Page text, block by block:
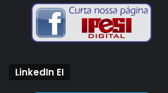
combate criminalidade
reconhecimento facial
LinkedIn EI